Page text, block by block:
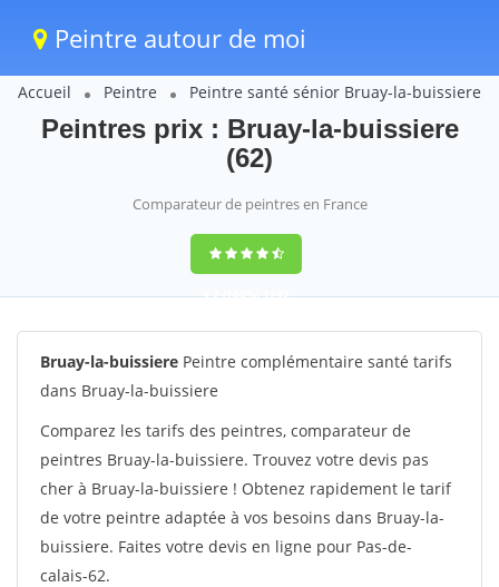
Peintre autour de moi
Accueil Peintre Peintre santé sénior Bruay-la-buissiere
Peintres prix : Bruay-la-buissiere
(62)
Comparateur de peintres en France
9,2(100%)1242
votes
Bruay-la-buissiere Peintre complémentaire santé tarifs
dans Bruay-la-buissiere
Comparez les tarifs des peintres, comparateur de
peintres Bruay-la-buissiere. Trouvez votre devis pas
cher à Bruay-la-buissiere ! Obtenez rapidement le tarif
de votre peintre adaptée à vos besoins dans Bruay-la-
buissiere. Faites votre devis en ligne pour Pas-de-
calais-62.